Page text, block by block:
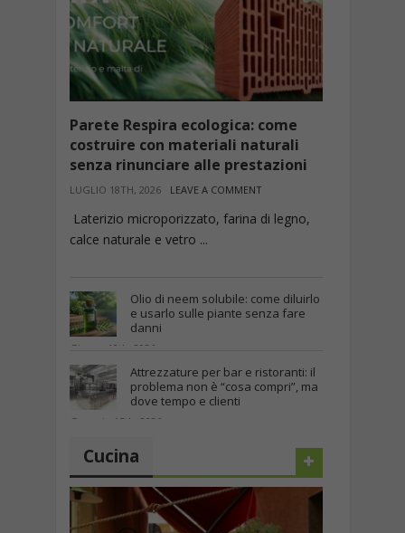
Parete Respira ecologica: come
costruire con materiali naturali
senza rinunciare alle prestazioni
LUGLIO 18TH, 2026 LEAVE A COMMENT
Laterizio microporizzato, farina di legno,
calce naturale e vetro ...
Olio di neem solubile: come diluirlo
e usarlo sulle piante senza fare
danni
Giugno 10th, 2026
Attrezzature per bar e ristoranti: il
problema non è “cosa compri”, ma
dove tempo e clienti
Gennaio 15th, 2026
Cucina